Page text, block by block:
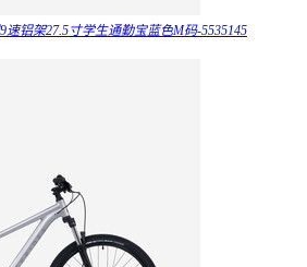
速铝架27.5寸学生通勤宝蓝色M码-5535145